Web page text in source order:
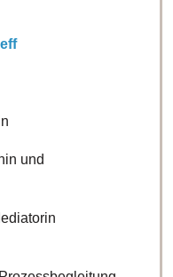
und